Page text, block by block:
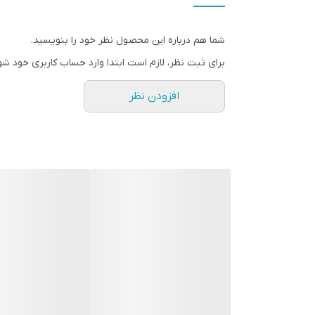
شما هم درباره این محصول نظر خود را بنویسید.
برای ثبت نظر، لازم است ابتدا وارد حساب کاربری خود
افزودن نظر